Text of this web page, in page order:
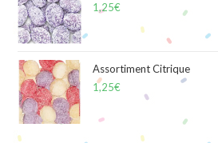
1,25€
Assortiment Citrique
1,25€